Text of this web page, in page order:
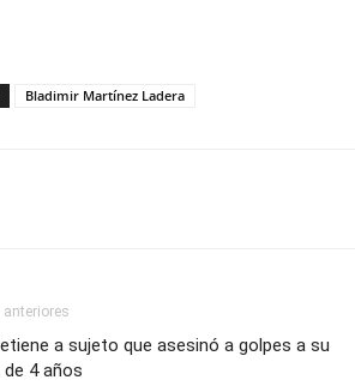
Bladimir Martínez Ladera
a sujeto que asesinó a golpes a su
4 años